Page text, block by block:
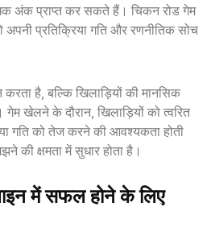
अंक प्राप्त कर सकते हैं। चिकन रोड गेम
प्रतिक्रिया गति और रणनीतिक सोच
है, बल्कि खिलाड़ियों की मानसिक
गेम खेलने के दौरान, खिलाड़ियों को त्वरित
गति को तेज करने की आवश्यकता होती
क्षमता में सुधार होता है।
में सफल होने के लिए